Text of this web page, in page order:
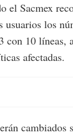
el Sacmex
usuarios los
con 10 líneas,
afectadas.
cambiados